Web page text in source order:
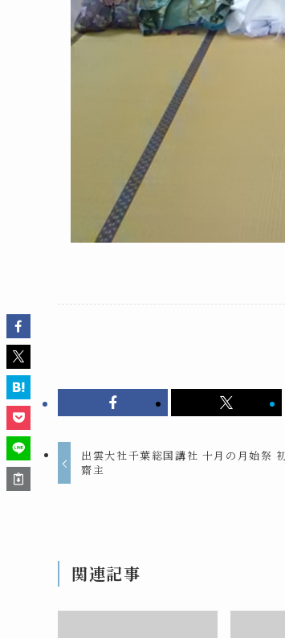
出雲大社千葉総国講社 十月の月始祭
齋主
関連記事